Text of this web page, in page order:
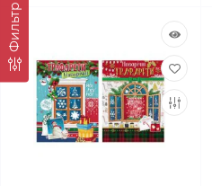
Фильтр